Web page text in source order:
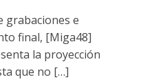
grabaciones e
final, [Miga48]
la proyección
que no […]